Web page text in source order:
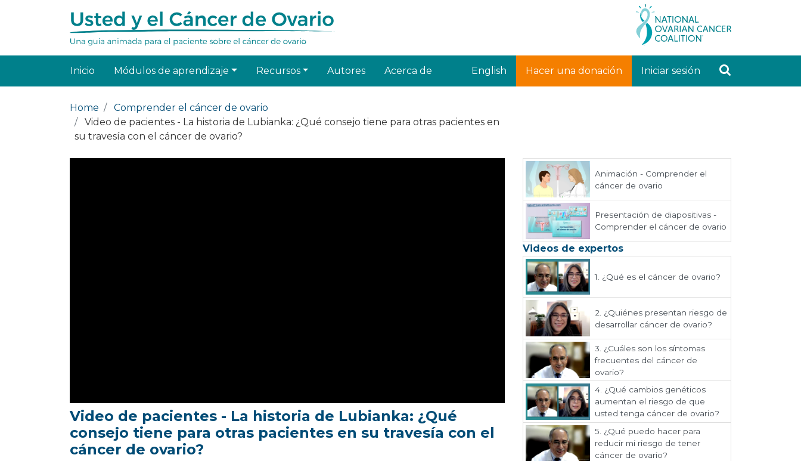
Inicio Módulos de aprendizaje Recursos Autores Acerca de English Hacer una donación Iniciar sesión
Home
Comprender el cáncer de ovario
Video de pacientes - La historia de Lubianka: ¿Qué consejo tiene para otras pacientes en
su travesía con el cáncer de ovario?
Animación - Comprender el
cáncer de ovario
Presentación de diapositivas -
Comprender el cáncer de ovario
Videos de expertos
1. ¿Qué es el cáncer de ovario?
2. ¿Quiénes presentan riesgo de
desarrollar cáncer de ovario?
3. ¿Cuáles son los síntomas
frecuentes del cáncer de
ovario?
4. ¿Qué cambios genéticos
aumentan el riesgo de que
usted tenga cáncer de ovario?
5. ¿Qué puedo hacer para
reducir mi riesgo de tener
cáncer de ovario?
Video de pacientes - La historia de Lubianka: ¿Qué
consejo tiene para otras pacientes en su travesía con el
cáncer de ovario?